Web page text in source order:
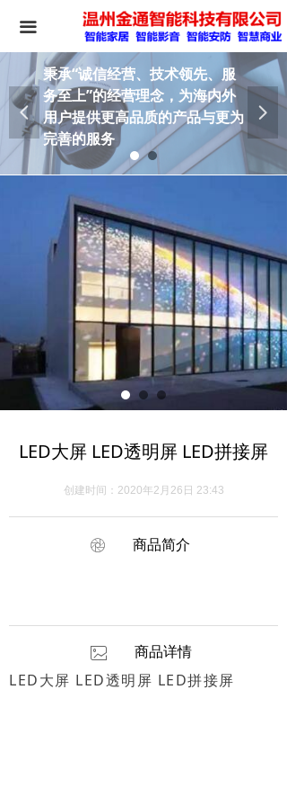
끀
秉承“诚信经营、技术领先、服
务至上”的经营理念，为海内外
用户提供更高品质的产品与更为
完善的服务
넳 넲
LED大屏 LED透明屏 LED拼接屏
商品简介
创建时间： 2020年2月26日 23:43
商品详情
LED大屏 LED透明屏 LED拼接屏
ꁵ
ꂈ